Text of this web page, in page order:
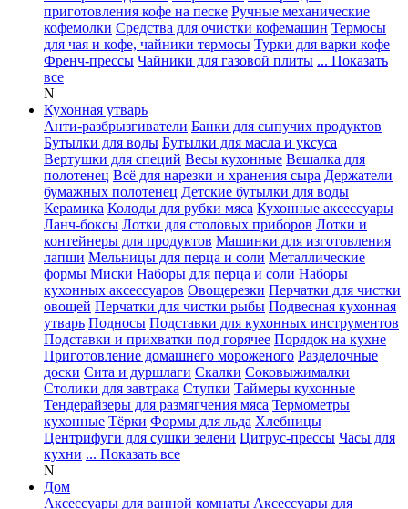
приготовления кофе на песке Ручные механические
кофемолки Средства для очистки кофемашин Термосы
для чая и кофе, чайники термосы Турки для варки кофе
Френч-прессы Чайники для газовой плиты ... Показать
все
N
Кухонная утварь
Анти-разбрызгиватели Банки для сыпучих продуктов
Бутылки для воды Бутылки для масла и уксуса
Вертушки для специй Весы кухонные Вешалка для
полотенец Всё для нарезки и хранения сыра Держатели
бумажных полотенец Детские бутылки для воды
Керамика Колоды для рубки мяса Кухонные аксессуары
Ланч-боксы Лотки для столовых приборов Лотки и
контейнеры для продуктов Машинки для изготовления
лапши Мельницы для перца и соли Металлические
формы Миски Наборы для перца и соли Наборы
кухонных аксессуаров Овощерезки Перчатки для чистки
овощей Перчатки для чистки рыбы Подвесная кухонная
утварь Подносы Подставки для кухонных инструментов
Подставки и прихватки под горячее Порядок на кухне
Приготовление домашнего мороженого Разделочные
доски Сита и дуршлаги Скалки Соковыжималки
Столики для завтрака Ступки Таймеры кухонные
Тендерайзеры для размягчения мяса Термометры
кухонные Тёрки Формы для льда Хлебницы
Центрифуги для сушки зелени Цитрус-прессы Часы для
кухни ... Показать все
N
Дом
Аксессуары для ванной комнаты Аксессуары для